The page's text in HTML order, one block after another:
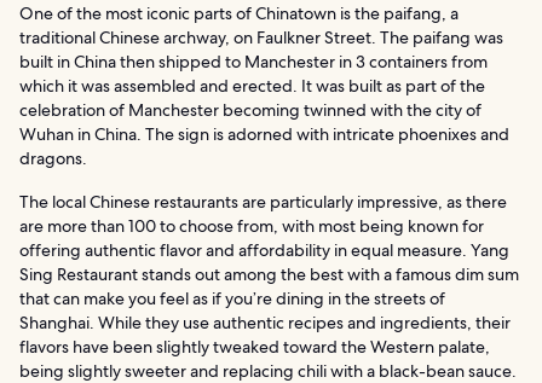
One of the most iconic parts of Chinatown is the paifang, a
traditional Chinese archway, on Faulkner Street. The paifang was
built in China then shipped to Manchester in 3 containers from
which it was assembled and erected. It was built as part of the
celebration of Manchester becoming twinned with the city of
Wuhan in China. The sign is adorned with intricate phoenixes and
dragons.
The local Chinese restaurants are particularly impressive, as there
are more than 100 to choose from, with most being known for
offering authentic flavor and affordability in equal measure. Yang
Sing Restaurant stands out among the best with a famous dim sum
that can make you feel as if you’re dining in the streets of
Shanghai. While they use authentic recipes and ingredients, their
flavors have been slightly tweaked toward the Western palate,
being slightly sweeter and replacing chili with a black-bean sauce.